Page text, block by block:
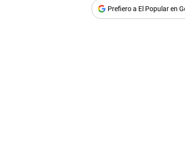
Prefiero a El Popular en